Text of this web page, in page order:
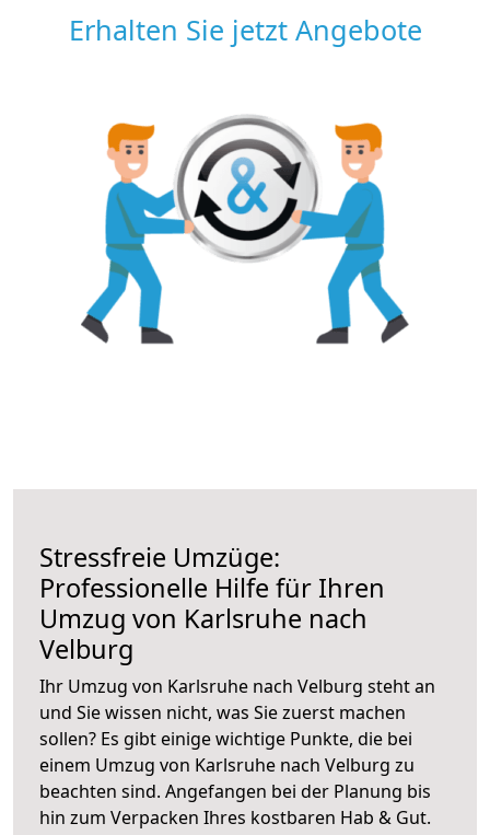
Erhalten Sie jetzt Angebote
Stressfreie Umzüge:
Professionelle Hilfe für Ihren
Umzug von Karlsruhe nach
Velburg
Ihr Umzug von Karlsruhe nach Velburg steht an
und Sie wissen nicht, was Sie zuerst machen
sollen? Es gibt einige wichtige Punkte, die bei
einem Umzug von Karlsruhe nach Velburg zu
beachten sind. Angefangen bei der Planung bis
hin zum Verpacken Ihres kostbaren Hab & Gut.